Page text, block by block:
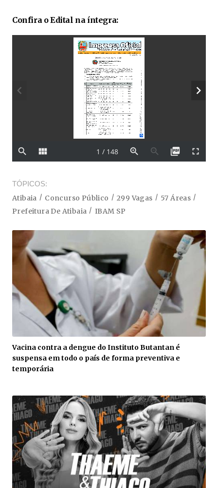
Confira o Edital na íntegra:
TÓPICOS
Atibaia Concurso Público 299 Vagas
57 Áreas
Prefeitura De Atibaia
IBAM SP
Vacina contra a dengue do Instituto Butantan é
suspensa em todo o país de forma preventiva e
temporária